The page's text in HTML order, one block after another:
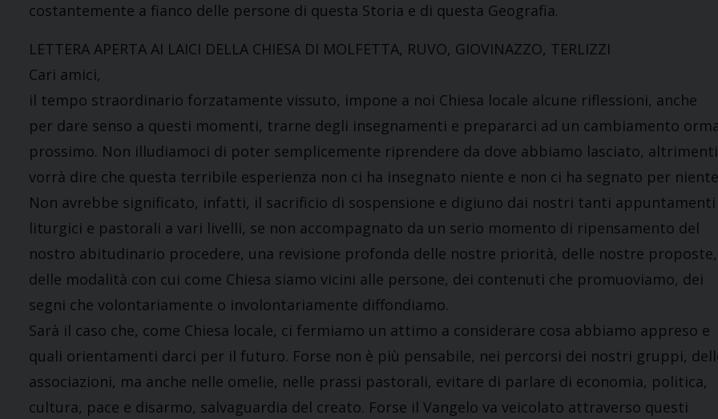
costantemente a fianco delle persone di questa Storia e di questa Geografia.
LETTERA APERTA AI LAICI DELLA CHIESA DI MOLFETTA, RUVO, GIOVINAZZO, TERLIZZI
Cari amici,
il tempo straordinario forzatamente vissuto, impone a noi Chiesa locale alcune riflessioni, anche
per dare senso a questi momenti, trarne degli insegnamenti e prepararci ad un cambiamento
prossimo. Non illudiamoci di poter semplicemente riprendere da dove abbiamo lasciato, altrimenti
vorrà dire che questa terribile esperienza non ci ha insegnato niente e non ci ha segnato per
Non avrebbe significato, infatti, il sacrificio di sospensione e digiuno dai nostri tanti appuntamenti
liturgici e pastorali a vari livelli, se non accompagnato da un serio momento di ripensamento del
nostro abitudinario procedere, una revisione profonda delle nostre priorità, delle nostre proposte,
delle modalità con cui come Chiesa siamo vicini alle persone, dei contenuti che promuoviamo, dei
segni che volontariamente o involontariamente diffondiamo.
Sarà il caso che, come Chiesa locale, ci fermiamo un attimo a considerare cosa abbiamo appreso e
quali orientamenti darci per il futuro. Forse non è più pensabile, nei percorsi dei nostri gruppi,
associazioni, ma anche nelle omelie, nelle prassi pastorali, evitare di parlare di economia, politica,
cultura, pace e disarmo, salvaguardia del creato. Forse il Vangelo va veicolato attraverso questi